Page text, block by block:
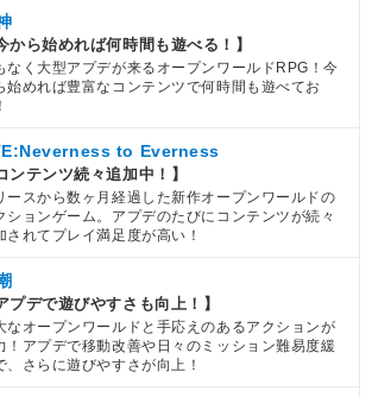
から始めれば何時間も遊べる！】
なく大型アプデが来るオープンワールドRPG！今
始めれば豊富なコンテンツで何時間も遊べてお
to Everness
ンテンツ続々追加中！】
ースから数ヶ月経過した新作オープンワールドの
ションゲーム。アプデのたびにコンテンツが続々
されてプレイ満足度が高い！
プデで遊びやすさも向上！】
なオープンワールドと手応えのあるアクションが
！アプデで移動改善や日々のミッション難易度緩
、さらに遊びやすさが向上！